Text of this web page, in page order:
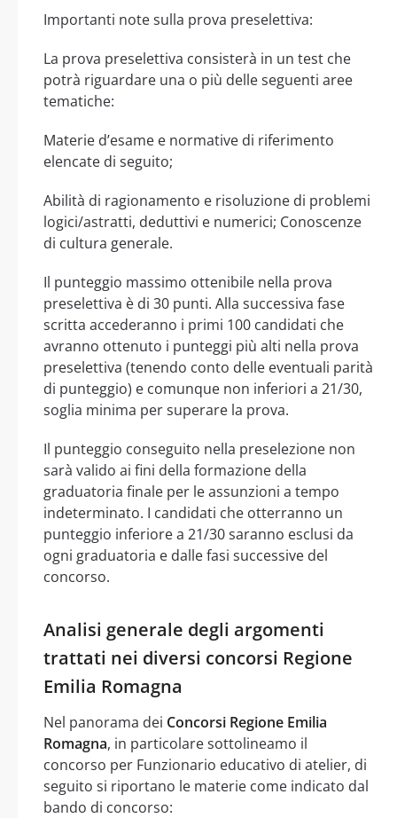
Importanti note sulla prova preselettiva:
La prova preselettiva consisterà in un test che
potrà riguardare una o più delle seguenti aree
tematiche:
Materie d’esame e normative di riferimento
elencate di seguito;
Abilità di ragionamento e risoluzione di problemi
logici/astratti, deduttivi e numerici; Conoscenze
di cultura generale.
Il punteggio massimo ottenibile nella prova
preselettiva è di 30 punti. Alla successiva fase
scritta accederanno i primi 100 candidati che
avranno ottenuto i punteggi più alti nella prova
preselettiva (tenendo conto delle eventuali parità
di punteggio) e comunque non inferiori a 21/30,
soglia minima per superare la prova.
Il punteggio conseguito nella preselezione non
sarà valido ai fini della formazione della
graduatoria finale per le assunzioni a tempo
indeterminato. I candidati che otterranno un
punteggio inferiore a 21/30 saranno esclusi da
ogni graduatoria e dalle fasi successive del
concorso.
Analisi generale degli argomenti
trattati nei diversi concorsi Regione
Emilia Romagna
Nel panorama dei Concorsi Regione Emilia
Romagna, in particolare sottolineamo il
concorso per Funzionario educativo di atelier, di
seguito si riportano le materie come indicato dal
bando di concorso: